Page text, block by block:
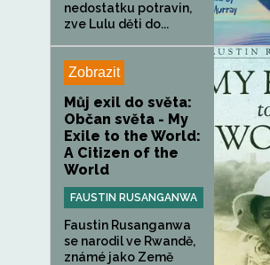
nedostatku potravin,
zve Lulu děti do...
Zobrazit
Můj exil do světa:
Občan světa - My
Exile to the World:
A Citizen of the
World
FAUSTIN RUSANGANWA
Faustin Rusanganwa
se narodil ve Rwandě,
známé jako Země